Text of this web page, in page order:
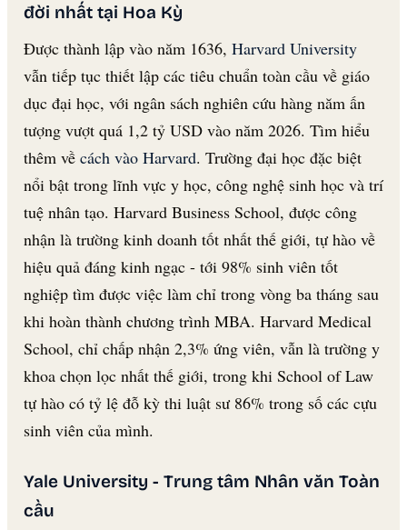
đời nhất tại Hoa Kỳ
Được thành lập vào năm 1636, Harvard University
vẫn tiếp tục thiết lập các tiêu chuẩn toàn cầu về giáo
dục đại học, với ngân sách nghiên cứu hàng năm ấn
tượng vượt quá 1,2 tỷ USD vào năm 2026. Tìm hiểu
thêm về cách vào Harvard. Trường đại học đặc biệt
nổi bật trong lĩnh vực y học, công nghệ sinh học và trí
tuệ nhân tạo. Harvard Business School, được công
nhận là trường kinh doanh tốt nhất thế giới, tự hào về
hiệu quả đáng kinh ngạc - tới 98% sinh viên tốt
nghiệp tìm được việc làm chỉ trong vòng ba tháng sau
khi hoàn thành chương trình MBA. Harvard Medical
School, chỉ chấp nhận 2,3% ứng viên, vẫn là trường y
khoa chọn lọc nhất thế giới, trong khi School of Law
tự hào có tỷ lệ đỗ kỳ thi luật sư 86% trong số các cựu
sinh viên của mình.
Yale University - Trung tâm Nhân văn Toàn
cầu